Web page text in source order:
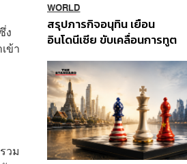
ง
ข้า
วม
WORLD
สรุปภารกิจอนุทิน เยือน
อินโดนีเซีย ขับเคลื่อนการทูต
ส่วนยุทธศาสตร์ไทย –
อินโดนีเซีย